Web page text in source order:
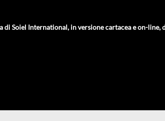
di Soiel International, in versione cartacea e on-